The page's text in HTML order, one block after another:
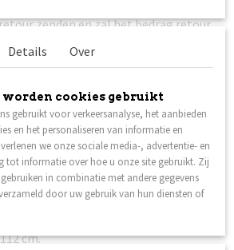
zenden en zal het bedrag retour
, het pakket is verzekerd tegen
is ook mogelijk, er worden ook hier geen
(andere Europese landen op
direct gedrukt na ontvangst van de
altijd leverbaar.
cm.
Details Over
worden cookies gebruikt
gebruikt voor verkeersanalyse, het aanbieden
en het personaliseren van informatie en
we onze sociale media-, advertentie- en
tot informatie over hoe u onze site gebruikt. Zij
in combinatie met andere gegevens
door uw gebruik van hun diensten of